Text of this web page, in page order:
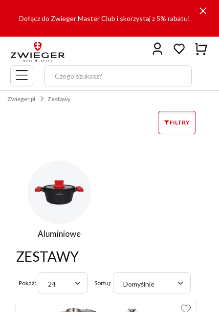
Dołącz do Zwieger Master Club i skorzystaj z 5% rabatu!
Menu
główne
Zwieger.pl Zestawy
FILTRY
Aluminiowe
ZESTAWY
Pokaż: 24 Sortuj: Domyślnie